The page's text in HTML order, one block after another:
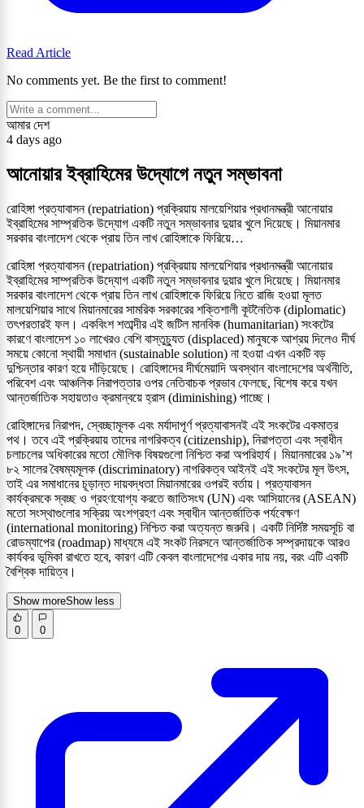
Read Article
No comments yet. Be the first to comment!
আমার দেশ
4 days ago
আনোয়ার ইব্রাহিমের উদ্যোগে নতুন সম্ভাবনা
রোহিঙ্গা প্রত্যাবাসন (repatriation) প্রক্রিয়ায় মালয়েশিয়ার প্রধানমন্ত্রী আনোয়ার
ইব্রাহিমের সাম্প্রতিক উদ্যোগ একটি নতুন সম্ভাবনার দুয়ার খুলে দিয়েছে। মিয়ানমার
সরকার বাংলাদেশ থেকে প্রায় তিন লাখ রোহিঙ্গাকে ফিরিয়ে…
রোহিঙ্গা প্রত্যাবাসন (repatriation) প্রক্রিয়ায় মালয়েশিয়ার প্রধানমন্ত্রী আনোয়ার
ইব্রাহিমের সাম্প্রতিক উদ্যোগ একটি নতুন সম্ভাবনার দুয়ার খুলে দিয়েছে। মিয়ানমার
সরকার বাংলাদেশ থেকে প্রায় তিন লাখ রোহিঙ্গাকে ফিরিয়ে নিতে রাজি হওয়া মূলত
মালয়েশিয়ার সাথে মিয়ানমারের সামরিক সরকারের শক্তিশালী কূটনৈতিক (diplomatic)
তৎপরতারই ফল। একবিংশ শতাব্দীর এই জটিল মানবিক (humanitarian) সংকটের
কারণে বাংলাদেশ ১০ লাখেরও বেশি বাস্তুচ্যুত (displaced) মানুষকে আশ্রয় দিলেও দীর্ঘ
সময়ে কোনো স্থায়ী সমাধান (sustainable solution) না হওয়া এখন একটি বড়
দুশ্চিন্তার কারণ হয়ে দাঁড়িয়েছে। রোহিঙ্গাদের দীর্ঘমেয়াদি অবস্থান বাংলাদেশের অর্থনীতি,
পরিবেশ এবং আঞ্চলিক নিরাপত্তার ওপর নেতিবাচক প্রভাব ফেলছে, বিশেষ করে যখন
আন্তর্জাতিক সহায়তাও ক্রমান্বয়ে হ্রাস (diminishing) পাচ্ছে।
রোহিঙ্গাদের নিরাপদ, স্বেচ্ছামূলক এবং মর্যাদাপূর্ণ প্রত্যাবাসনই এই সংকটের একমাত্র
পথ। তবে এই প্রক্রিয়ায় তাদের নাগরিকত্ব (citizenship), নিরাপত্তা এবং স্বাধীন
চলাচলের অধিকারের মতো মৌলিক বিষয়গুলো নিশ্চিত করা অপরিহার্য। মিয়ানমারের ১৯’শ
৮২ সালের বৈষম্যমূলক (discriminatory) নাগরিকত্ব আইনই এই সংকটের মূল উৎস,
তাই এর সমাধানের চূড়ান্ত দায়বদ্ধতা মিয়ানমারের ওপরই বর্তায়। প্রত্যাবাসন
কার্যক্রমকে স্বচ্ছ ও গ্রহণযোগ্য করতে জাতিসংঘ (UN) এবং আসিয়ানের (ASEAN)
মতো সংস্থাগুলোর সক্রিয় অংশগ্রহণ এবং স্বাধীন আন্তর্জাতিক পর্যবেক্ষণ
(international monitoring) নিশ্চিত করা অত্যন্ত জরুরি। একটি নির্দিষ্ট সময়সূচি বা
রোডম্যাপের (roadmap) মাধ্যমে এই সংকট নিরসনে আন্তর্জাতিক সম্প্রদায়কে আরও
কার্যকর ভূমিকা রাখতে হবে, কারণ এটি কেবল বাংলাদেশের একার দায় নয়, বরং এটি একটি
বৈশ্বিক দায়িত্ব।
Show moreShow less
0 0